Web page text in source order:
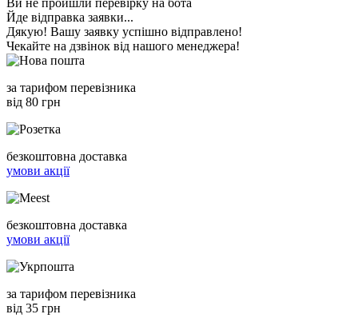
Йде відправка заявки...
Дякую! Вашу заявку успішно відправлено!
Чекайте на дзвінок від нашого менеджера!
за тарифом перевізника
від 80 грн
безкоштовна доставка
умови акції
безкоштовна доставка
умови акції
за тарифом перевізника
від 35 грн